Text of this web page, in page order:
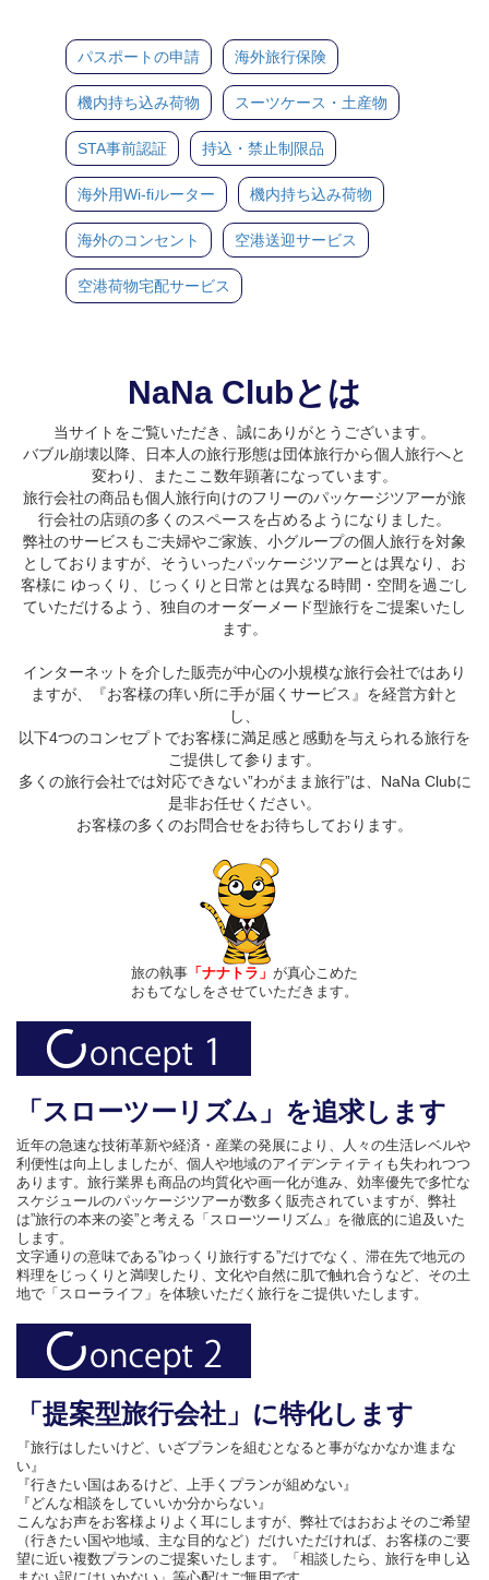
パスポートの申請 海外旅行保険
機内持ち込み荷物 スーツケース・土産物
STA事前認証 持込・禁止制限品
海外用Wi-fiルーター 機内持ち込み荷物
海外のコンセント 空港送迎サービス
空港荷物宅配サービス
NaNa Clubとは
当サイトをご覧いただき、誠にありがとうございます。
バブル崩壊以降、日本人の旅行形態は団体旅行から個人旅行へと
変わり、またここ数年顕著になっています。
旅行会社の商品も個人旅行向けのフリーのパッケージツアーが旅
行会社の店頭の多くのスペースを占めるようになりました。
弊社のサービスもご夫婦やご家族、小グループの個人旅行を対象
としておりますが、そういったパッケージツアーとは異なり、お
客様に ゆっくり、じっくりと日常とは異なる時間・空間を過ごし
ていただけるよう、独自のオーダーメード型旅行をご提案いたし
ます。
インターネットを介した販売が中心の小規模な旅行会社ではあり
ますが、『お客様の痒い所に手が届くサービス』を経営方針と
し、
以下4つのコンセプトでお客様に満足感と感動を与えられる旅行を
ご提供して参ります。
多くの旅行会社では対応できない”わがまま旅行”は、NaNa Clubに
是非お任せください。
お客様の多くのお問合せをお待ちしております。
旅の執事 「ナナトラ」 が真心こめた
おもてなしをさせていただきます。
「スローツーリズム」を追求します
近年の急速な技術革新や経済・産業の発展により、人々の生活レベルや
利便性は向上しましたが、個人や地域のアイデンティティも失われつつ
あります。旅行業界も商品の均質化や画一化が進み、効率優先で多忙な
スケジュールのパッケージツアーが数多く販売されていますが、弊社
は”旅行の本来の姿”と考える「スローツーリズム」を徹底的に追及いた
します。
文字通りの意味である”ゆっくり旅行する”だけでなく、滞在先で地元の
料理をじっくりと満喫したり、文化や自然に肌で触れ合うなど、その土
地で「スローライフ」を体験いただく旅行をご提供いたします。
「提案型旅行会社」に特化します
『旅行はしたいけど、いざプランを組むとなると事がなかなか進まな
い』
『行きたい国はあるけど、上手くプランが組めない』
『どんな相談をしていいか分からない』
こんなお声をお客様よりよく耳にしますが、弊社ではおおよそのご希望
（行きたい国や地域、主な目的など）だけいただければ、お客様のご要
望に近い複数プランのご提案いたします。「相談したら、旅行を申し込